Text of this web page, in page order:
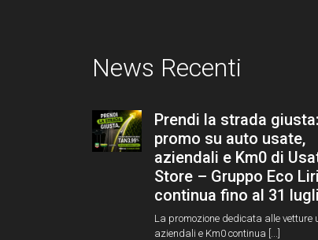
News Recenti
Prendi la strada
promo su auto usate,
aziendali e Km0 di
Store – Gruppo Eco Liri
continua fino al 31
La promozione dedicata alle vetture
aziendali e Km0 continua [...]